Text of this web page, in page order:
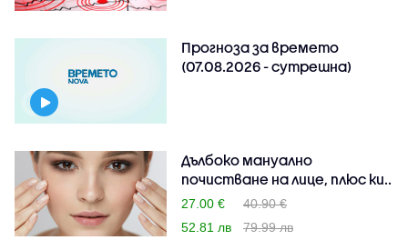
Прогноза за времето
(07.08.2026 - сутрешна)
Дълбоко мануално
почистване на лице, плюс ки..
27.00 €
40.90 €
52.81 лв
79.99 лв